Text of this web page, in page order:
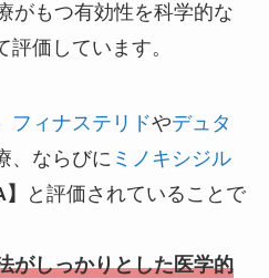
がもつ有効性を科学的な
価しています。
フィナステリドやデュタ
、ならびに ミノキシジル
と評価されていることで
がしっかりとした医学的